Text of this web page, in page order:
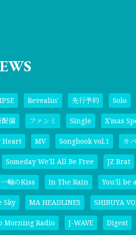
Revealin' 先行予約 Solo
配信 ファンミ Single X'mas
Heart MV Songbook vol.1 カ
Someday We'll All Be Free JZ Brat
一輪のKiss In The Rain You'll be
Sky MA HEADLINES SHIBUYA
Morning Radio J-WAVE Digest